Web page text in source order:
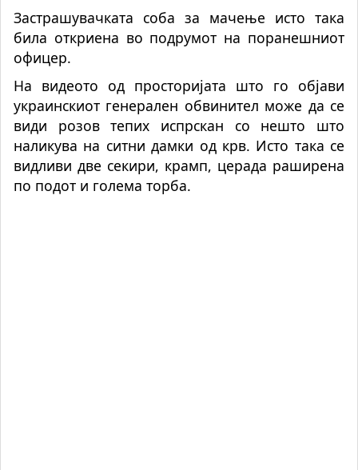
Застрашувачката соба за мачење исто така
била откриена во подрумот на поранешниот
офицер.
На видеото од просторијата што го објави
украинскиот генерален обвинител може да се
види розов тепих испрскан со нешто што
наликува на ситни дамки од крв. Исто така се
видливи две секири, крамп, церада раширена
по подот и голема торба.